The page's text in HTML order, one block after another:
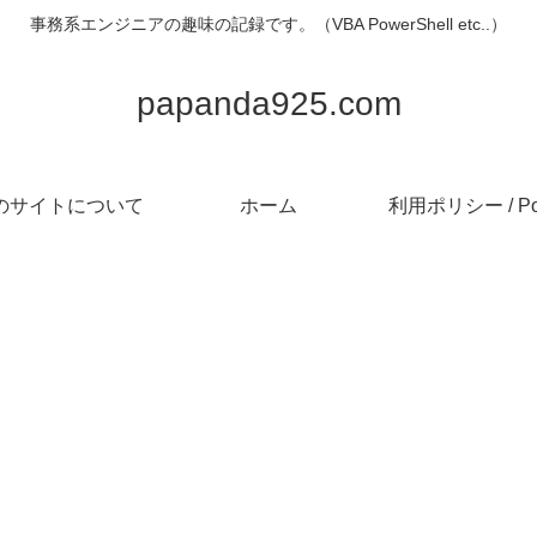
事務系エンジニアの趣味の記録です。（VBA PowerShell etc..）
papanda925.com
サイトについて ホーム 利用ポリシー /